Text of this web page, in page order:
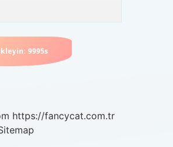
https://fancycat.com.tr